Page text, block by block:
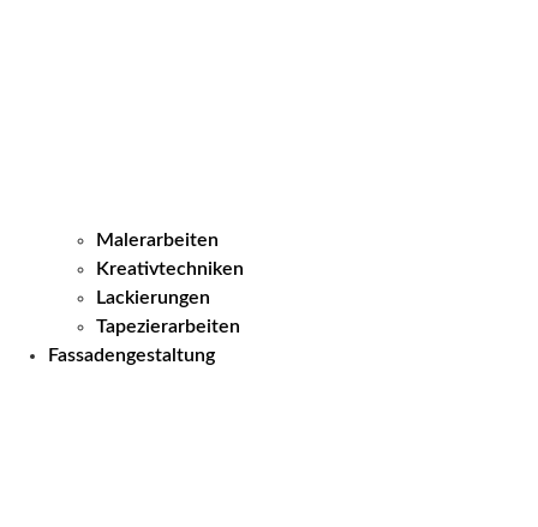
Malerarbeiten
Kreativtechniken
Lackierungen
Tapezierarbeiten
Fassadengestaltung